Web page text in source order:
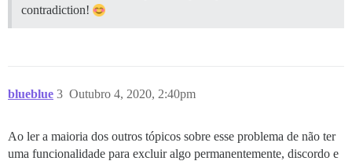
contradiction!
blueblue Outubro 4, 2020, 2:40pm
3
Ao ler a maioria dos outros tópicos sobre esse problema de não ter
uma funcionalidade para excluir algo permanentemente, discordo e